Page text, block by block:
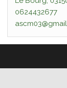
0624432677